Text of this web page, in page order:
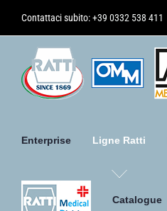
content
Contattaci subito:+39 0332 538 411
Enterprise Ligne Ratti
Catalogue